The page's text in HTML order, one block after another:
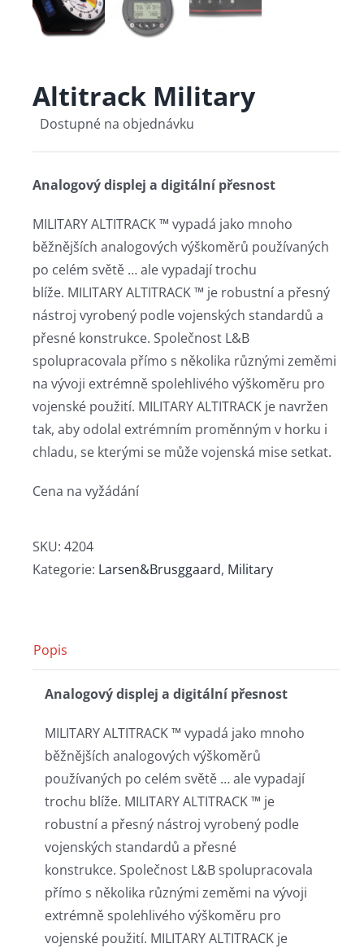
Altitrack Military
Dostupné na objednávku
Analogový displej a digitální přesnost
MILITARY ALTITRACK ™ vypadá jako mnoho
běžnějších analogových výškoměrů používaných
po celém světě … ale vypadají trochu
blíže. MILITARY ALTITRACK ™ je robustní a přesný
nástroj vyrobený podle vojenských standardů a
přesné konstrukce. Společnost L&B
spolupracovala přímo s několika různými zeměmi
na vývoji extrémně spolehlivého výškoměru pro
vojenské použití. MILITARY ALTITRACK je navržen
tak, aby odolal extrémním proměnným v horku i
chladu, se kterými se může vojenská mise setkat.
Cena na vyžádání
SKU: 4204
Kategorie: Larsen&Brusggaard, Military
Popis
Analogový displej a digitální přesnost
MILITARY ALTITRACK ™ vypadá jako mnoho
běžnějších analogových výškoměrů
používaných po celém světě … ale vypadají
trochu blíže. MILITARY ALTITRACK ™ je
robustní a přesný nástroj vyrobený podle
vojenských standardů a přesné
konstrukce. Společnost L&B spolupracovala
přímo s několika různými zeměmi na vývoji
extrémně spolehlivého výškoměru pro
vojenské použití. MILITARY ALTITRACK je